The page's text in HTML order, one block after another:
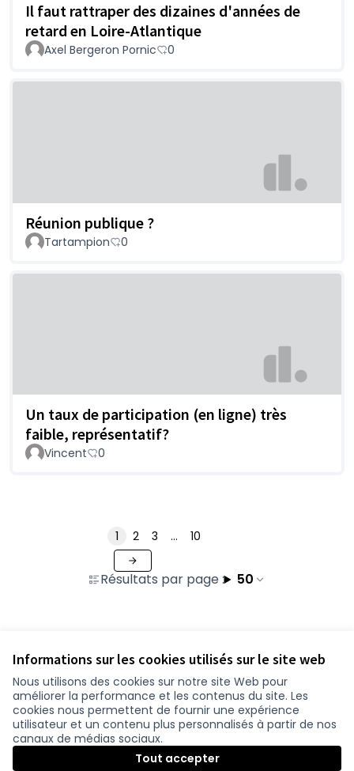
Informations sur les cookies utilisés sur le site web
Nous utilisons des cookies sur notre site Web pour
améliorer la performance et les contenus du site. Les
cookies nous permettent de fournir une expérience
utilisateur et un contenu plus personnalisés à partir de nos
canaux de médias sociaux.
Tout accepter
Il faut rattraper des dizaines d'années de
retard en Loire-Atlantique
Axel Bergeron Pornic 0
Réunion publique ?
Tartampion 0
Un taux de participation (en ligne) très
faible, représentatif?
Vincent 0
Résultats par page : 50
1 2 3 … 10
Conditions d'utilisation
Paramètres des cookies
participer.loire-atlantique.fr sur Facebook
(Nouvelle fenêtre)
participer.loire-atlantique.fr sur Instagram
(Nouvelle fenêtre)
participer.loire-atlantique.fr sur YouTube
(Nouvelle fenêtre)